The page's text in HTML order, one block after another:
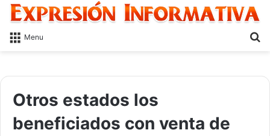
Menu
Otros estados los
beneficiados con venta de